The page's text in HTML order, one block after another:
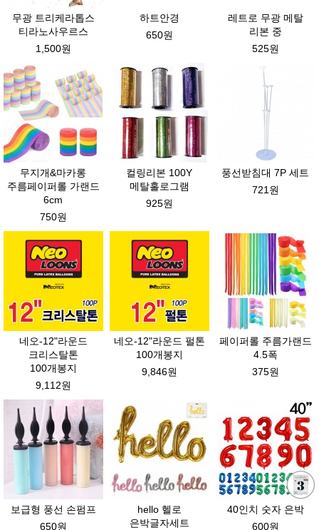
무광 트리케라톱스
티라노사우르스
1,500원
하트안경
650원
레트로 무광 메탈
리본 중
525원
무지개&마카롱
주름페이퍼롤 가랜드
6cm
750원
컬링리본 100Y
메탈홀로그램
925원
풍선받침대 7P 세트
721원
네오-12"라운드
크리스탈톤
100개봉지
9,112원
네오-12"라운드 펄톤
100개봉지
9,846원
페이퍼롤 주름가랜드
4.5폭
375원
보급형 풍선 손펌프
650원
hello 헬로
은박글자세트
40인치 숫자 은박
600원